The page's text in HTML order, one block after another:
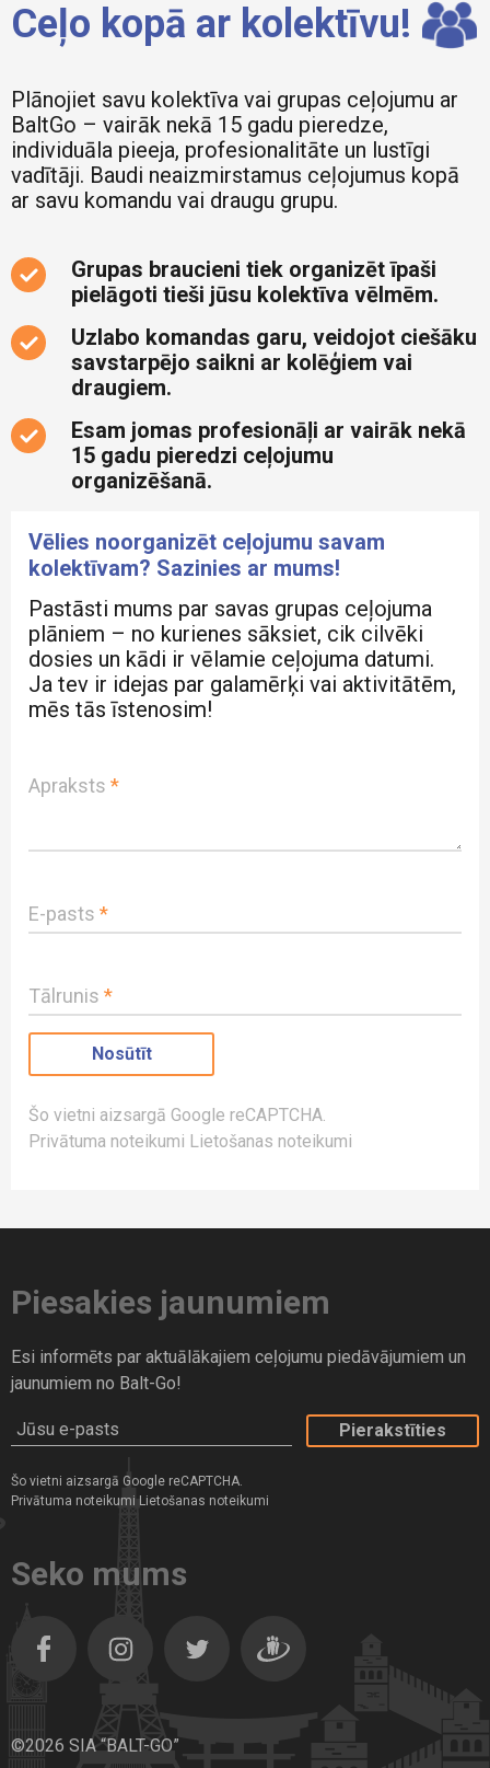
Ceļo kopā ar kolektīvu!
Plānojiet savu kolektīva vai grupas ceļojumu ar
BaltGo – vairāk nekā 15 gadu pieredze,
individuāla pieeja, profesionalitāte un lustīgi
vadītāji. Baudi neaizmirstamus ceļojumus kopā
ar savu komandu vai draugu grupu.
Grupas braucieni tiek organizēt īpaši
pielāgoti tieši jūsu kolektīva vēlmēm.
Uzlabo komandas garu, veidojot ciešāku
savstarpējo saikni ar kolēģiem vai
draugiem.
Esam jomas profesionāļi ar vairāk nekā
15 gadu pieredzi ceļojumu
organizēšanā.
Vēlies noorganizēt ceļojumu savam
kolektīvam? Sazinies ar mums!
Pastāsti mums par savas grupas ceļojuma
plāniem – no kurienes sāksiet, cik cilvēki
dosies un kādi ir vēlamie ceļojuma datumi.
Ja tev ir idejas par galamērķi vai aktivitātēm,
mēs tās īstenosim!
Apraksts *
E-pasts *
Tālrunis *
Šo vietni aizsargā Google reCAPTCHA.
Privātuma noteikumi Lietošanas noteikumi
Piesakies jaunumiem
Esi informēts par aktuālākajiem ceļojumu piedāvājumiem un
jaunumiem no Balt-Go!
Jūsu e-pasts
Šo vietni aizsargā Google reCAPTCHA.
Privātuma noteikumi Lietošanas noteikumi
Seko mums
©2026 SIA “BALT-GO”